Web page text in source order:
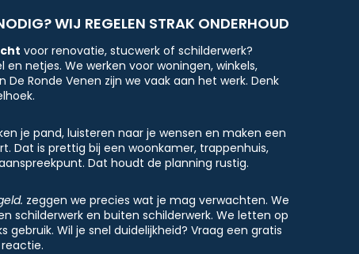
WIJ REGELEN STRAK ONDERHOUD
voor renovatie, stucwerk of schilderwerk?
netjes. We werken voor woningen, winkels,
Ronde Venen zijn we vaak aan het werk. Denk
je pand, luisteren naar je wensen en maken een
Dat is prettig bij een woonkamer, trappenhuis,
Dat houdt de planning rustig.
zeggen we precies wat je mag verwachten. We
schilderwerk en buiten schilderwerk. We letten op
Wil je snel duidelijkheid? Vraag een gratis